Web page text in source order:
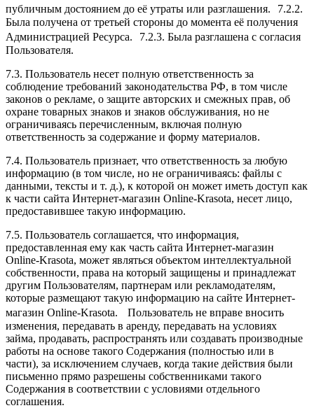
публичным достоянием до её утраты или разглашения. 7.2.2.
Была получена от третьей стороны до момента её получения
Администрацией Ресурса. 7.2.3. Была разглашена с согласия
Пользователя.
7.3. Пользователь несет полную ответственность за
соблюдение требований законодательства РФ, в том числе
законов о рекламе, о защите авторских и смежных прав, об
охране товарных знаков и знаков обслуживания, но не
ограничиваясь перечисленным, включая полную
ответственность за содержание и форму материалов.
7.4. Пользователь признает, что ответственность за любую
информацию (в том числе, но не ограничиваясь: файлы с
данными, тексты и т. д.), к которой он может иметь доступ как
к части сайта Интернет-магазин Online-Krasota, несет лицо,
предоставившее такую информацию.
7.5. Пользователь соглашается, что информация,
предоставленная ему как часть сайта Интернет-магазин
Online-Krasota, может являться объектом интеллектуальной
собственности, права на который защищены и принадлежат
другим Пользователям, партнерам или рекламодателям,
которые размещают такую информацию на сайте Интернет-
магазин Online-Krasota. Пользователь не вправе вносить
изменения, передавать в аренду, передавать на условиях
займа, продавать, распространять или создавать производные
работы на основе такого Содержания (полностью или в
части), за исключением случаев, когда такие действия были
письменно прямо разрешены собственниками такого
Содержания в соответствии с условиями отдельного
соглашения.